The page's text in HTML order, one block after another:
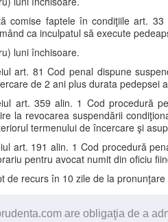
are obligaţia de a
comise faptele în condiţiile art.
ca inculpatul să execute
luni închisoare.
art. 81 Cod penal dispune
de 2 ani plus durata pedepsei
art. 359 alin. 1 Cod procedură
la revocarea suspendării
termenului de încercare şi
art. 191 alin. 1 Cod procedură
pentru avocat numit din oficiu
de recurs în 10 zile de la